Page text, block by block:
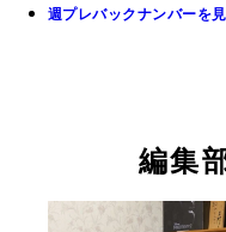
週プレバックナンバーを
編集